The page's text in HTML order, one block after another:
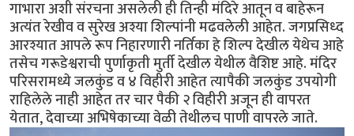
गाभारा अशी संरचना असलेली ही तिन्ही मंदिरे आतून व बाहेरून
अत्यंत रेखीव व सुरेख अश्या शिल्पांनी मढवलेली आहेत. जगप्रसिध्द
आरश्यात आपले रूप निहारणारी नर्तिका हे शिल्प देखील येथेच आहे
तसेच गरूडेश्वराची पुर्णाकृती मुर्ती देखील येथील वैशिष्ट आहे. मंदिर
परिसरामध्ये जलकुंड व ४ विहीरी आहेत त्यापैकी जलकुंड उपयोगी
राहिलेले नाही आहेत तर चार पैकी २ विहीरी अजून ही वापरत
येतात, देवाच्या अभिषेकाच्या वेळी तेथीलच पाणी वापरले जाते.